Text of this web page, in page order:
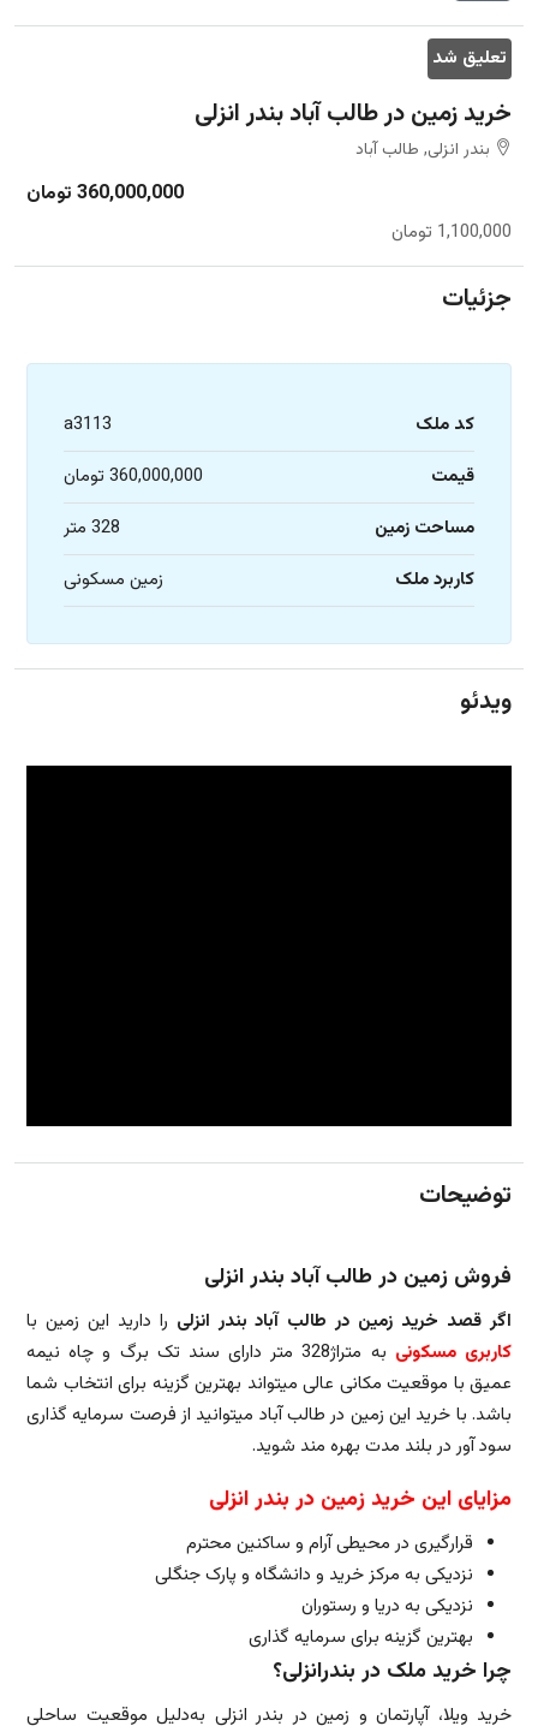
تعلیق شد
خرید زمین در طالب آباد بندر انزلی
بندر انزلی, طالب آباد
360,000,000 تومان
1,100,000 تومان
جزئیات
کد ملک
a3113
قیمت
360,000,000 تومان
مساحت زمین
328 متر
کاربرد ملک
زمین مسکونی
ویدئو
توضیحات
فروش زمین در طالب آباد بندر انزلی
اگر قصد خرید زمین در طالب آباد بندر انزلی را دارید این زمین با
کاربری مسکونی
به متراژ328 متر دارای سند تک برگ و چاه نیمه
عمیق با موقعیت مکانی عالی میتواند بهترین گزینه برای انتخاب شما
باشد. با خرید این زمین در طالب آباد میتوانید از فرصت سرمایه گذاری
سود آور در بلند مدت بهره مند شوید.
مزایای این خرید زمین در بندر انزلی
قرارگیری در محیطی آرام و ساکنین محترم
نزدیکی به مرکز خرید و دانشگاه و پارک جنگلی
نزدیکی به دریا و رستوران
بهترین گزینه برای سرمایه گذاری
چرا خرید ملک در بندرانزلی؟
خرید ویلا، آپارتمان و زمین در بندر انزلی به‌دلیل موقعیت ساحلی